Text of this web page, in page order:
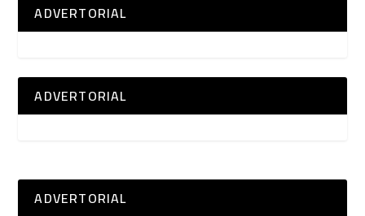
ADVERTORIAL
ADVERTORIAL
ADVERTORIAL